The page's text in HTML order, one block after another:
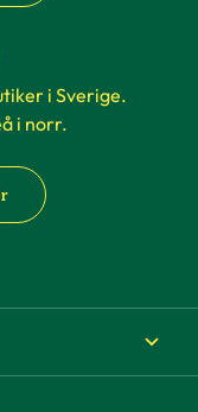
i Sverige.
i norr.